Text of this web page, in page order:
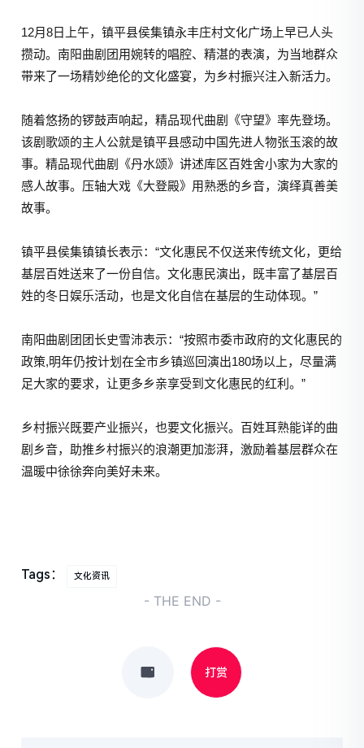
12月8日上午，镇平县侯集镇永丰庄村文化广场上早已人头
攒动。南阳曲剧团用婉转的唱腔、精湛的表演，为当地群众
带来了一场精妙绝伦的文化盛宴，为乡村振兴注入新活力。
随着悠扬的锣鼓声响起，精品现代曲剧《守望》率先登场。
该剧歌颂的主人公就是镇平县感动中国先进人物张玉滚的故
事。精品现代曲剧《丹水颂》讲述库区百姓舍小家为大家的
感人故事。压轴大戏《大登殿》用熟悉的乡音，演绎真善美
故事。
镇平县侯集镇镇长表示：“文化惠民不仅送来传统文化，更给
基层百姓送来了一份自信。文化惠民演出，既丰富了基层百
姓的冬日娱乐活动，也是文化自信在基层的生动体现。”
南阳曲剧团团长史雪沛表示：“按照市委市政府的文化惠民的
政策,明年仍按计划在全市乡镇巡回演出180场以上，尽量满
足大家的要求，让更多乡亲享受到文化惠民的红利。”
乡村振兴既要产业振兴，也要文化振兴。百姓耳熟能详的曲
剧乡音，助推乡村振兴的浪潮更加澎湃，激励着基层群众在
温暖中徐徐奔向美好未来。
Tags： 文化资讯
- THE END -
打赏